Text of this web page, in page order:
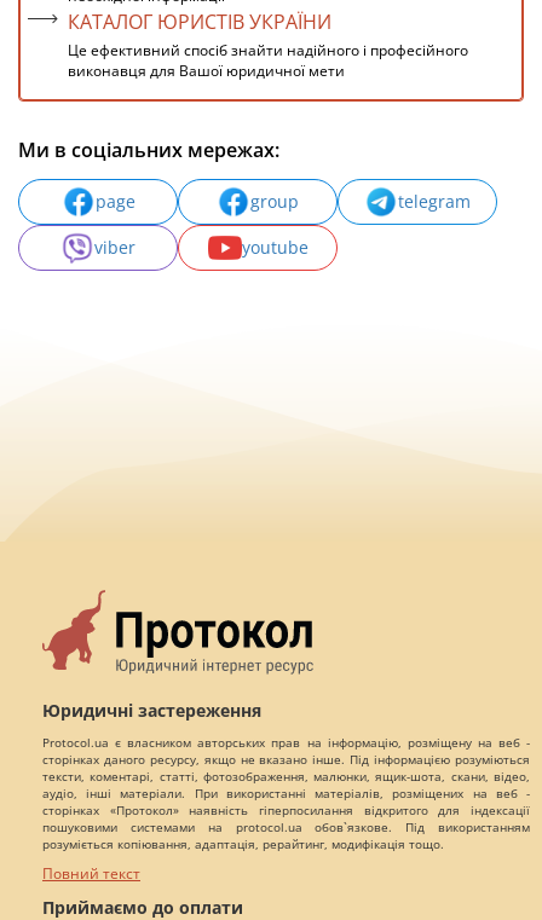
КАТАЛОГ ЮРИСТІВ УКРАЇНИ
Це ефективний спосіб знайти надійного і професійного
виконавця для Вашої юридичної мети
Ми в соціальних мережах:
page group
telegram
viber
youtube
Юридичні застереження
Protocol.ua є власником авторських прав на інформацію, розміщену на веб -
сторінках даного ресурсу, якщо не вказано інше. Під інформацією розуміються
тексти, коментарі, статті, фотозображення, малюнки, ящик-шота, скани, відео,
аудіо, інші матеріали. При використанні матеріалів, розміщених на веб -
сторінках «Протокол» наявність гіперпосилання відкритого для індексації
пошуковими системами на protocol.ua обов`язкове. Під використанням
розуміється копіювання, адаптація, рерайтинг, модифікація тощо.
Повний текст
Приймаємо до оплати